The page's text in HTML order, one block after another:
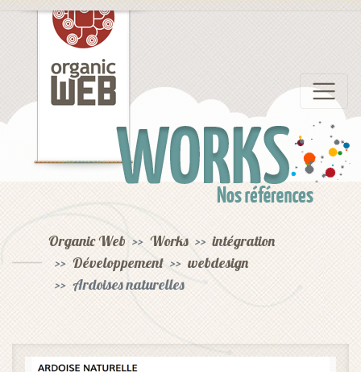
Organic Web Works
intégration
Développement
webdesign
Ardoises naturelles
Nos références